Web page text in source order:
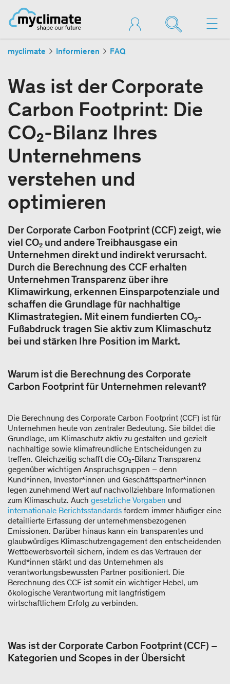
myclimate Informieren FAQ
Was ist der Corporate
Carbon Footprint: Die
CO₂-Bilanz Ihres
Unternehmens
verstehen und
optimieren
Der Corporate Carbon Footprint (CCF) zeigt, wie
viel CO₂ und andere Treibhausgase ein
Unternehmen direkt und indirekt verursacht.
Durch die Berechnung des CCF erhalten
Unternehmen Transparenz über ihre
Klimawirkung, erkennen Einsparpotenziale und
schaffen die Grundlage für nachhaltige
Klimastrategien. Mit einem fundierten CO₂-
Fußabdruck tragen Sie aktiv zum Klimaschutz
bei und stärken Ihre Position im Markt.
Warum ist die Berechnung des Corporate
Carbon Footprint für Unternehmen relevant?
Die Berechnung des Corporate Carbon Footprint (CCF) ist für
Unternehmen heute von zentraler Bedeutung. Sie bildet die
Grundlage, um Klimaschutz aktiv zu gestalten und gezielt
nachhaltige sowie klimafreundliche Entscheidungen zu
treffen. Gleichzeitig schafft die CO₂-Bilanz Transparenz
gegenüber wichtigen Anspruchsgruppen – denn
Kund*innen, Investor*innen und Geschäftspartner*innen
legen zunehmend Wert auf nachvollziehbare Informationen
zum Klimaschutz. Auch gesetzliche Vorgaben und
internationale Berichtsstandards fordern immer häufiger eine
detaillierte Erfassung der unternehmensbezogenen
Emissionen. Darüber hinaus kann ein transparentes und
glaubwürdiges Klimaschutzengagement den entscheidenden
Wettbewerbsvorteil sichern, indem es das Vertrauen der
Kund*innen stärkt und das Unternehmen als
verantwortungsbewussten Partner positioniert. Die
Berechnung des CCF ist somit ein wichtiger Hebel, um
ökologische Verantwortung mit langfristigem
wirtschaftlichem Erfolg zu verbinden.
Was ist der Corporate Carbon Footprint (CCF) –
Kategorien und Scopes in der Übersicht